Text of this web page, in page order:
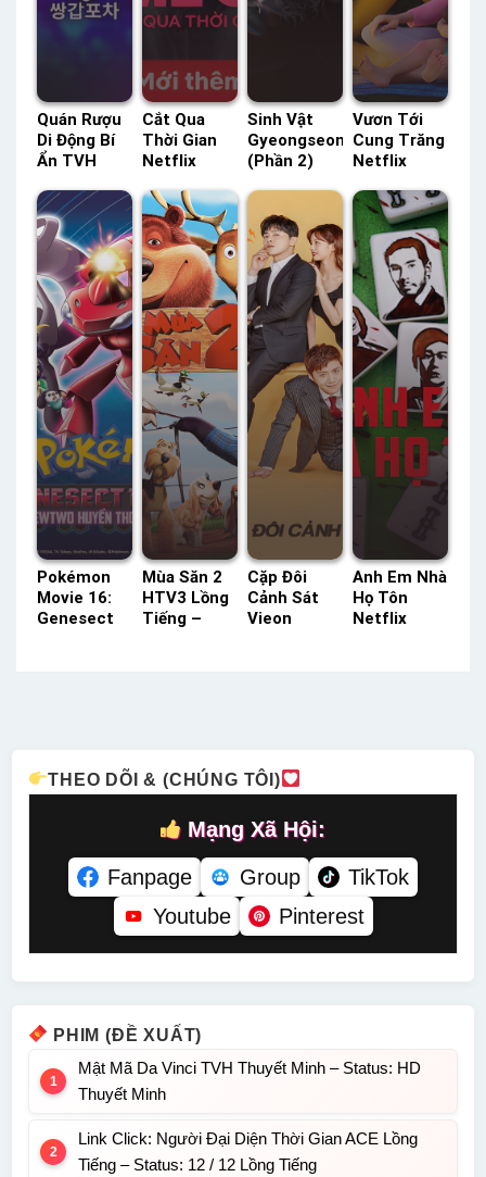
Quán Rượu
Di Động Bí
Ẩn TVH
Minh –
Status: 12 /
12 Thuyết
Cắt Qua
Thời Gian
Netflix
– Status:
HD Lồng
Tiếng
Sinh Vật
Gyeongseong
(Phần 2)
Tiếng –
Status: 07 /
07 Lồng
Tiếng
Vươn Tới
Cung Trăng
Netflix
– Status:
HD Lồng
Tiếng
Pokémon
Movie 16:
Genesect
HD Lồng
Mùa Săn 2
HTV3 Lồng
Tiếng –
Cặp Đôi
Cảnh Sát
Vieon
Anh Em Nhà
Họ Tôn
Netflix
THEO DÕI & (CHÚNG TÔI)
Mạng Xã Hội:
Fanpage
Group
TikTok
Youtube
Pinterest
PHIM (ĐỀ XUẤT)
Mật Mã Da Vinci TVH Thuyết Minh – Status: HD
Thuyết Minh
Link Click: Người Đại Diện Thời Gian ACE Lồng
Tiếng – Status: 12 / 12 Lồng Tiếng